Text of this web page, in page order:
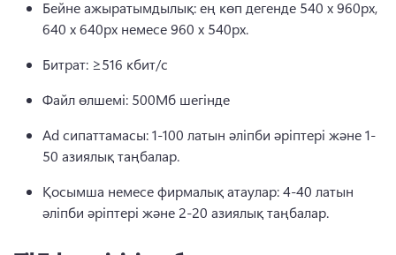
Бейне ажыратымдылық: ең көп дегенде 540 х 960px,
640 x 640px немесе 960 x 540px.
Битрат: ≥516 кбит/с
Файл өлшемі: 500Мб шегінде
Ad сипаттамасы: 1-100 латын әліпби әріптері және 1-
50 азиялық таңбалар.
Қосымша немесе фирмалық атаулар: 4-40 латын
әліпби әріптері және 2-20 азиялық таңбалар.